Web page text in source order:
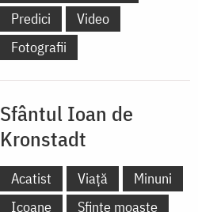
Predici
Video
Fotografii
Sfântul Ioan de
Kronstadt
Acatist Viață
Minuni
Icoane
Sfinte moaște